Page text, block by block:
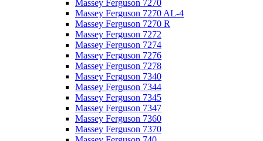
Massey Ferguson 7270
Massey Ferguson 7270 AL-4
Massey Ferguson 7270 R
Massey Ferguson 7272
Massey Ferguson 7274
Massey Ferguson 7276
Massey Ferguson 7278
Massey Ferguson 7340
Massey Ferguson 7344
Massey Ferguson 7345
Massey Ferguson 7347
Massey Ferguson 7360
Massey Ferguson 7370